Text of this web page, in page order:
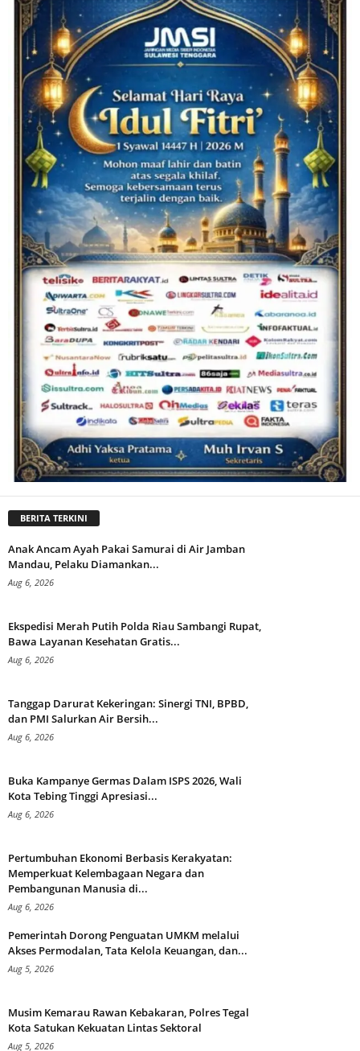
BERITA TERKINI
Anak Ancam Ayah Pakai Samurai di Air Jamban
Mandau, Pelaku Diamankan...
Aug 6, 2026
Ekspedisi Merah Putih Polda Riau Sambangi Rupat,
Bawa Layanan Kesehatan Gratis...
Aug 6, 2026
Tanggap Darurat Kekeringan: Sinergi TNI, BPBD,
dan PMI Salurkan Air Bersih...
Aug 6, 2026
Buka Kampanye Germas Dalam ISPS 2026, Wali
Kota Tebing Tinggi Apresiasi...
Aug 6, 2026
Pertumbuhan Ekonomi Berbasis Kerakyatan:
Memperkuat Kelembagaan Negara dan
Pembangunan Manusia di...
Aug 6, 2026
Pemerintah Dorong Penguatan UMKM melalui
Akses Permodalan, Tata Kelola Keuangan, dan...
Aug 5, 2026
Musim Kemarau Rawan Kebakaran, Polres Tegal
Kota Satukan Kekuatan Lintas Sektoral
Aug 5, 2026